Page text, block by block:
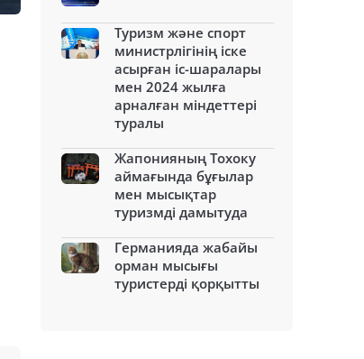
Туризм және спорт
министрлігінің іске
асырған іс-шаралары
мен 2024 жылға
арналған міндеттері
туралы
Жапонияның Тохоку
аймағында бұғылар
мен мысықтар
туризмді дамытуда
Германияда жабайы
орман мысығы
туристерді қорқытты